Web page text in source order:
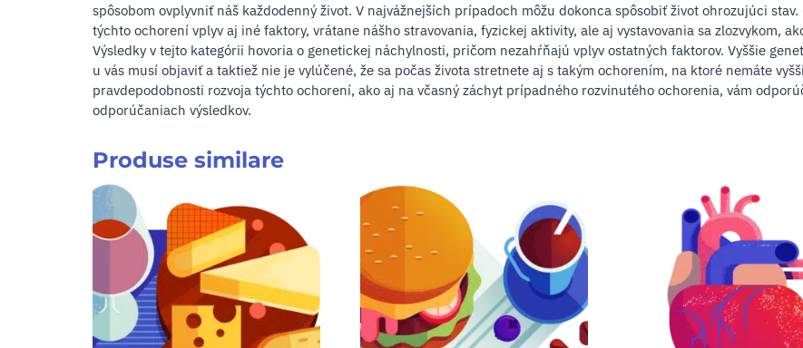
spôsobom ovplyvniť náš každodenný život. V najvážnejších prípadoch môžu dokonca spôsobiť život ohrozujúci
týchto ochorení vplyv aj iné faktory, vrátane nášho stravovania, fyzickej aktivity, ale aj vystavovania sa zlozvykom,
Výsledky v tejto kategórii hovoria o genetickej náchylnosti, pričom nezahŕňajú vplyv ostatných faktorov. Vyššie
u vás musí objaviť a taktiež nie je vylúčené, že sa počas života stretnete aj s takým ochorením, na ktoré nemáte
pravdepodobnosti rozvoja týchto ochorení, ako aj na včasný záchyt prípadného rozvinutého ochorenia, vám
odporúčaniach výsledkov.
Produse similare